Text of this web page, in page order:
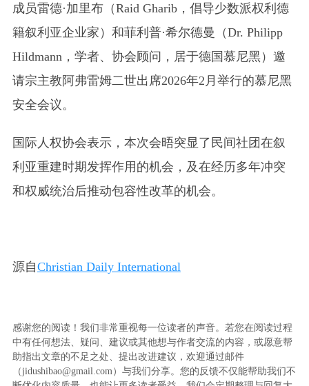
成员雷德·加里布（Raid Gharib，倡导少数派权利德
籍叙利亚企业家） 和菲利普·希尔德曼 （Dr. Philipp
Hildmann，学者、协会顾问，居于德国慕尼黑） 邀
请宗主教阿弗雷姆二世出席2026年2月举行的慕尼黑
安全会议。
国际人权协会表示，本次会晤突显了民间社团在叙
利亚重建时期发挥作用的机会，及在经历多年冲突
和权威统治后推动包容性改革的机会。
源自Christian Daily International
感谢您的阅读！我们非常重视每一位读者的声音。若您在阅读过程
中有任何想法、疑问、建议或其他想与作者交流的内容，或愿意帮
助指出文章的不足之处、提出改进建议，欢迎通过邮件
（jidushibao@gmail.com）与我们分享。您的反馈不仅能帮助我们不